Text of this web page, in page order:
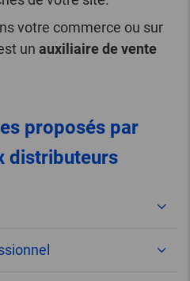
votre commerce ou sur
un auxiliaire de vente
proposés par
distributeurs